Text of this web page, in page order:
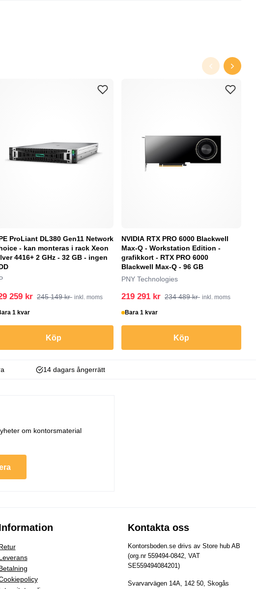
ProLiant DL380 Gen11 Network
- kan monteras i rack Xeon
4416+ 2 GHz - 32 GB - ingen
259 kr 245 149 kr inkl. moms
1 kvar
Köp
NVIDIA RTX PRO 6000 Blackwell
Max-Q - Workstation Edition -
grafikkort - RTX PRO 6000
Blackwell Max-Q - 96 GB
PNY Technologies
219 291 kr 234 489 kr inkl. moms
Bara 1 kvar
Köp
14 dagars ångerrätt
om kontorsmaterial
Kontakta oss
Kontorsboden.se drivs av Store hub AB
(org.nr 559494-0842, VAT
SE559494084201)
Svarvarvägen 14A, 142 50, Skogås